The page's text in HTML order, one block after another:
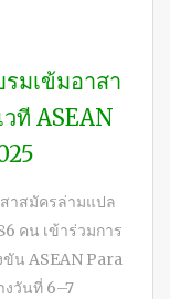
มเข้มอาสา
ที ASEAN
าสมัครล่ามแปล
คน เข้าร่วมการ
น ASEAN Para
งวันที่ 6–7